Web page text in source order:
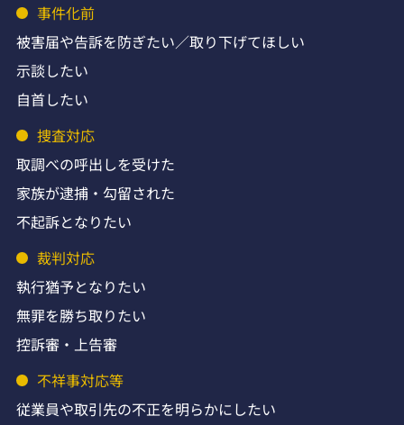
事件化前
被害届や告訴を防ぎたい／取り下げてほしい
示談したい
自首したい
捜査対応
取調べの呼出しを受けた
家族が逮捕・勾留された
不起訴となりたい
裁判対応
執行猶予となりたい
無罪を勝ち取りたい
控訴審・上告審
不祥事対応等
従業員や取引先の不正を明らかにしたい